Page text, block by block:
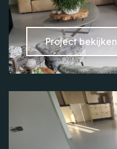
Project bekijken